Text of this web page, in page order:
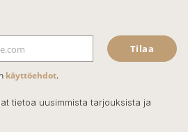
Tilaa
käyttöehdot.
tietoa uusimmista tarjouksista ja